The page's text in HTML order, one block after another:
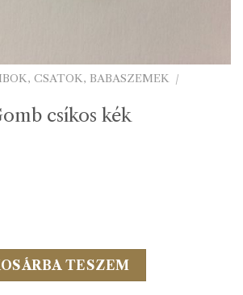
CSATOK, BABASZEMEK /
csíkos kék
kék mennyiség
TESZEM